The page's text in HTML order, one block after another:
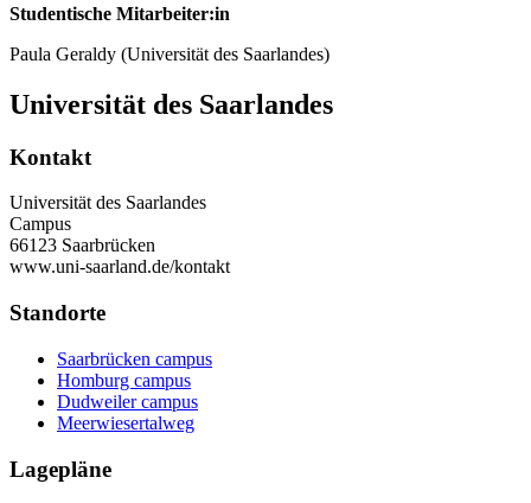
Studentische Mitarbeiter:in
Paula Geraldy (Universität des Saarlandes)
Universität des Saarlandes
Kontakt
Universität des Saarlandes
Campus
66123 Saarbrücken
www.uni-saarland.de/kontakt
Standorte
Saarbrücken campus
Homburg campus
Dudweiler campus
Meerwiesertalweg
Lagepläne